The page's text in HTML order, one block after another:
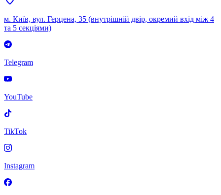
м. Київ, вул. Герцена, 35 (внутрішній двір, окремий вхід між 4
та 5 секціями)
Telegram
YouTube
TikTok
Instagram